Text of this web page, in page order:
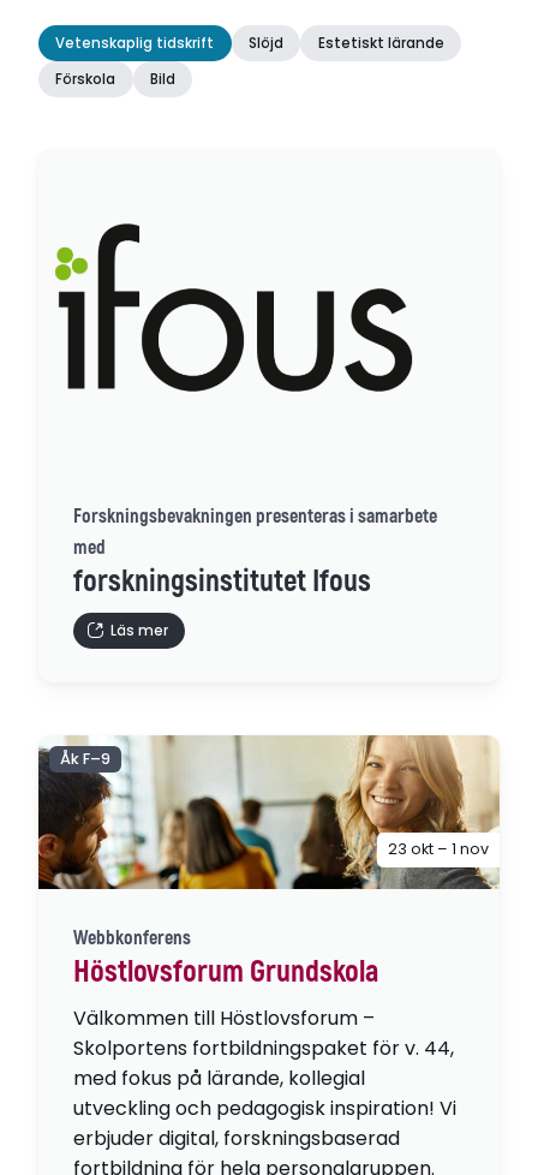
Vetenskaplig tidskrift Slöjd
Estetiskt lärande
Förskola
Bild
Forskningsbevakningen presenteras i samarbete
med
forskningsinstitutet Ifous
Läs mer
Webbkonferens
Höstlovsforum Grundskola
Välkommen till Höstlovsforum –
Skolportens fortbildningspaket för v. 44,
med fokus på lärande, kollegial
utveckling och pedagogisk inspiration! Vi
erbjuder digital, forskningsbaserad
fortbildning för hela personalgruppen.
Åk F–9
23 okt – 1 nov